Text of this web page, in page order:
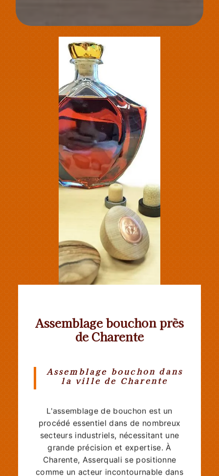
Assemblage bouchon près
de Charente
Assemblage bouchon dans
la ville de Charente
L'assemblage de bouchon est un
procédé essentiel dans de nombreux
secteurs industriels, nécessitant une
grande précision et expertise. À
Charente, Asserquali se positionne
comme un acteur incontournable dans